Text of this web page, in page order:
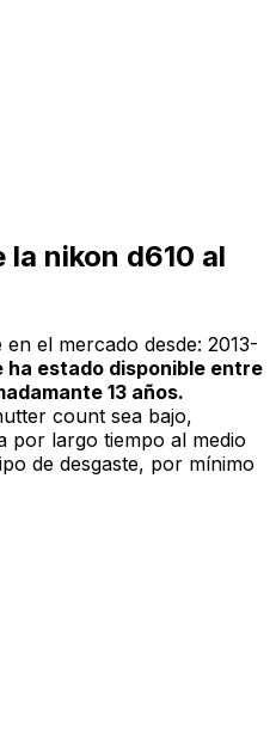
la nikon d610 al
el mercado desde: 2013-
ha estado disponible entre
13 años.
count sea bajo,
por largo tiempo al medio
de desgaste, por mínimo